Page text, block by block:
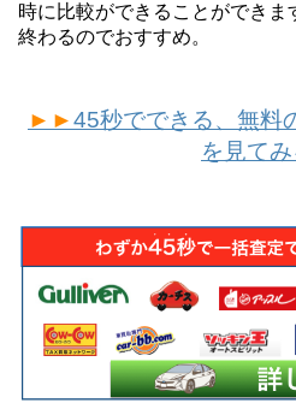
時に比較ができることができま
終わるのでおすすめ。
►►45秒でできる、無料
を見てみ